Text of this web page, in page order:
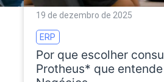
19 de dezembro de 2025
ERP
Por que escolher
Protheus* que